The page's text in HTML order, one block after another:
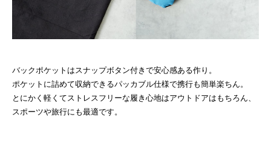
バックポケットはスナップボタン付きで安心感ある作り。
ポケットに詰めて収納できるパッカブル仕様で携行も簡単楽ちん。
とにかく軽くてストレスフリーな履き心地はアウトドアはもちろん、
スポーツや旅行にも最適です。